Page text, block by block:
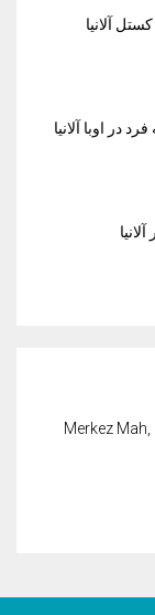
آلانیا
در اوبا آلانیا
Merkez